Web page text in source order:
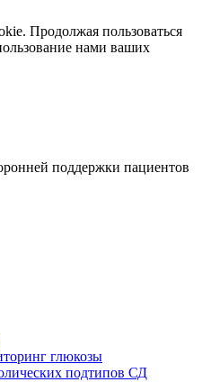
Продолжая пользоваться
нами ваших
поддержки пациентов
глюкозы
подтипов СД